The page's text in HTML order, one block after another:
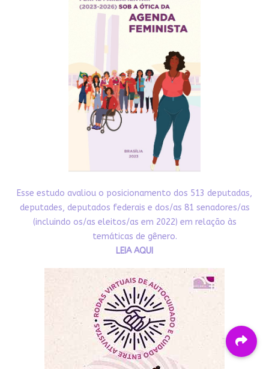
Esse estudo avaliou o posicionamento dos 513 deputadas,
deputades, deputados federais e dos/as 81 senadores/as
(incluindo os/as eleitos/as em 2022) em relação às
temáticas de gênero.
LEIA AQUI